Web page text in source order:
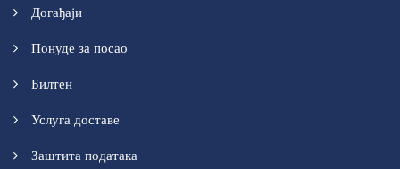
Догађаји
Понуде за посао
Билтен
Услуга доставе
Заштита података